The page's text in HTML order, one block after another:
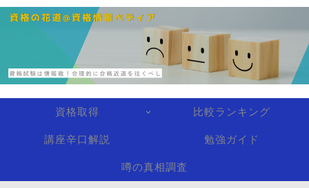
資格取得 比較ランキング
講座辛口解説 勉強ガイド
噂の真相調査